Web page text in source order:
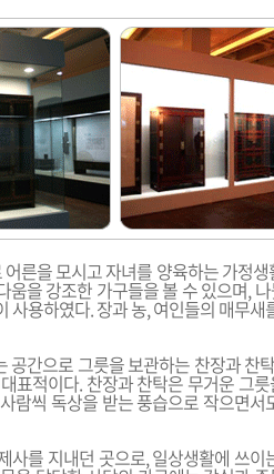
른을 모시고 자녀를 양육하는 가정
움을 강조한 가구들을 볼 수 있으며,
사용하였다. 장과 농, 여인들의 매무새
공간으로 그릇을 보관하는 찬장과 찬
표적이다. 찬장과 찬탁은 무거운 그
람씩 독상을 받는 풍습으로 작으면서
사를 지내던 곳으로, 일상생활에 쓰